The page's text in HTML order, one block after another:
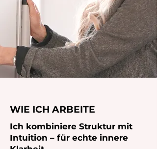
WIE ICH ARBEITE
Ich kombiniere Struktur mit
Intuition – für echte innere